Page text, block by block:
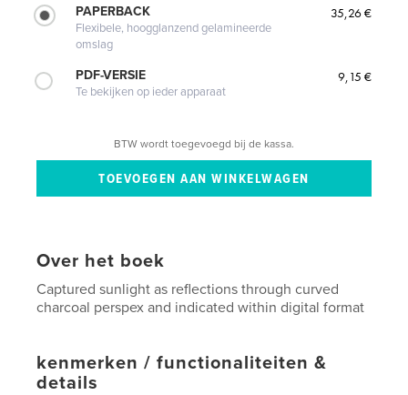
PAPERBACK
Flexibele, hoogglanzend gelamineerde
omslag
35,26 €
PDF-VERSIE
Te bekijken op ieder apparaat
9,15 €
BTW wordt toegevoegd bij de kassa.
Over het boek
Captured sunlight as reflections through curved
charcoal perspex and indicated within digital format
kenmerken / functionaliteiten &
details